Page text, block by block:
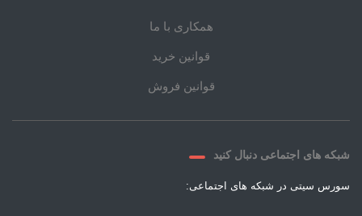
همکاری با ما
قوانین خرید
قوانین فروش
شبکه های اجتماعی دنبال کنید
سورس سیتی در شبکه های اجتماعی: